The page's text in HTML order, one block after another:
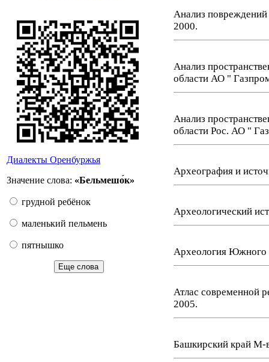
Диалекты Оренбуржья
Значение слова: «Бельмешо́к»
грудной ребёнок
маленький пельмень
пятнышко
Еще слова
Анализ
2000.
Анализ
области АО "
Анализ
области Рос. АО "
Археография и
Археологический
Археология Южного
Атлас современной
2005.
Башкирский край М-